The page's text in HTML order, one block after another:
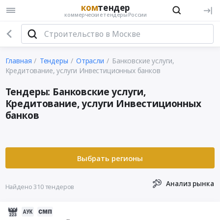
комтендер
коммерческие тендеры России
Главная Тендеры Отрасли
Банковские услуги,
Кредитование, услуги Инвестиционных банков
Тендеры: Банковские услуги,
Кредитование, услуги Инвестиционных
банков
Найдено 310 тендеров Анализ рынка